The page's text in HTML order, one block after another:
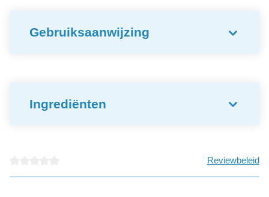
Gebruiksaanwijzing
Ingrediënten
Reviewbeleid